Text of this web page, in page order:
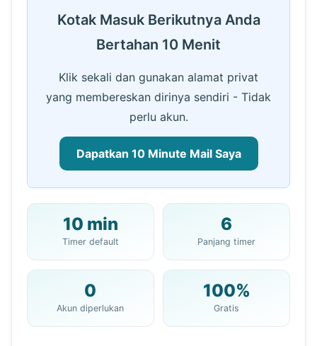
Kotak Masuk Berikutnya Anda
Bertahan 10 Menit
Klik sekali dan gunakan alamat privat
yang membereskan dirinya sendiri - Tidak
perlu akun.
Dapatkan 10 Minute Mail Saya
Alamat Email 10 Menit Anda:
Salin QR
10 min
Timer default
6
Panjang timer
0
Akun diperlukan
100%
Gratis